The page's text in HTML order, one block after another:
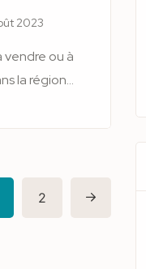
2023
vendre ou à
la région
Nouvelle
vous
de
2